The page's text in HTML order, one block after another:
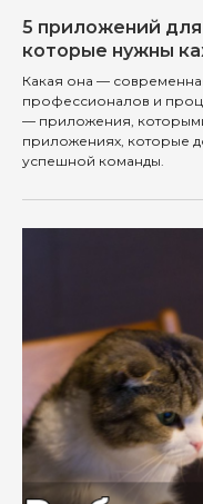
5 приложений
которые нужны
Какая она —
профессионалов и
— приложения,
приложениях, которые
успешной команды.